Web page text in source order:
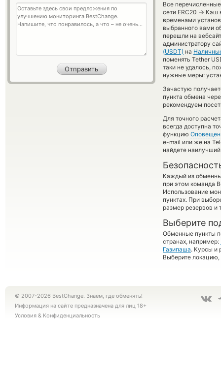
Все
сети ERC20 → Кэш
временами
выбранного вами
перешли на
администратору
(USDT) на
поменять Tether
таки не удалось,
нужные меры:
Зачастую
пункта обмена
рекомендуем
Для точного
всегда доступна
функцию
e-mail или же на
найдете
Каждый из
при этом команда
Использование
пунктах. При
размер резервов и
Выберите
Обменные пункты
странах, например:
Газипаша. Курсы и
Выберите локацию,
© 2007-2026 BestChange. Знаем, где обменять!
Информация на сайте предназначена для лиц 18+
Условия & Конфиденциальность